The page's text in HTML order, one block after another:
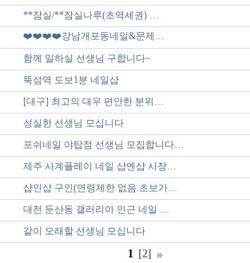
**잠실/**잠실나루(초역세권) …
❤️❤️❤️❤️강남개포동네일&문제…
함께 일하실 선생님 구합니다~
뚝섬역 도보1분 네일샵
[대구] 최고의 대우 편안한 분위…
성실한 선생님 모십니다
포쉬네일 야탑점 선생님 모집합니다…
제주 사계플레이 네일 샵엔샵 사장…
샵인샵 구인(연령제한 없음.초보가…
대전 둔산동 갤러리아 인근 네일 …
같이 오래할 선생님 모십니다
1 [2]